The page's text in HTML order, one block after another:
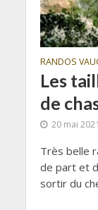
RANDOS
Les
de
20 mai 2021
Très belle
de part et
sortir du